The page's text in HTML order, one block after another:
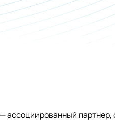
ассоциированный партнер,